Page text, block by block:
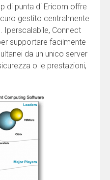
di punta di Ericom offre
gestito centralmente
Iperscalabile, Connect
supportare facilmente
da un unico server
o le prestazioni,